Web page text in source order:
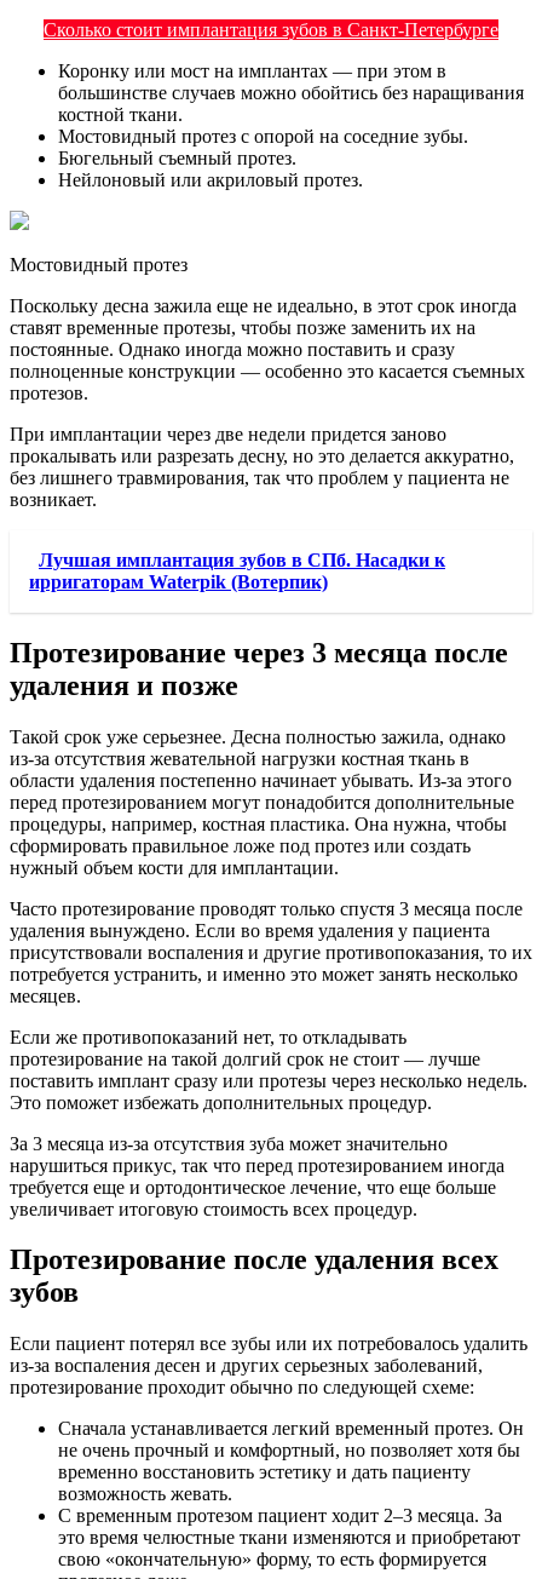
Сколько стоит имплантация зубов в Санкт-Петербурге
Коронку или мост на имплантах — при этом в
большинстве случаев можно обойтись без наращивания
костной ткани.
Мостовидный протез с опорой на соседние зубы.
Бюгельный съемный протез.
Нейлоновый или акриловый протез.
Мостовидный протез
Поскольку десна зажила еще не идеально, в этот срок иногда
ставят временные протезы, чтобы позже заменить их на
постоянные. Однако иногда можно поставить и сразу
полноценные конструкции — особенно это касается съемных
протезов.
При имплантации через две недели придется заново
прокалывать или разрезать десну, но это делается аккуратно,
без лишнего травмирования, так что проблем у пациента не
возникает.
Лучшая имплантация зубов в СПб. Насадки к
ирригаторам Waterpik (Вотерпик)
Протезирование через 3 месяца после
удаления и позже
Такой срок уже серьезнее. Десна полностью зажила, однако
из-за отсутствия жевательной нагрузки костная ткань в
области удаления постепенно начинает убывать. Из-за этого
перед протезированием могут понадобится дополнительные
процедуры, например, костная пластика. Она нужна, чтобы
сформировать правильное ложе под протез или создать
нужный объем кости для имплантации.
Часто протезирование проводят только спустя 3 месяца после
удаления вынуждено. Если во время удаления у пациента
присутствовали воспаления и другие противопоказания, то их
потребуется устранить, и именно это может занять несколько
месяцев.
Если же противопоказаний нет, то откладывать
протезирование на такой долгий срок не стоит — лучше
поставить имплант сразу или протезы через несколько недель.
Это поможет избежать дополнительных процедур.
За 3 месяца из-за отсутствия зуба может значительно
нарушиться прикус, так что перед протезированием иногда
требуется еще и ортодонтическое лечение, что еще больше
увеличивает итоговую стоимость всех процедур.
Протезирование после удаления всех
зубов
Если пациент потерял все зубы или их потребовалось удалить
из-за воспаления десен и других серьезных заболеваний,
протезирование проходит обычно по следующей схеме:
Сначала устанавливается легкий временный протез. Он
не очень прочный и комфортный, но позволяет хотя бы
временно восстановить эстетику и дать пациенту
возможность жевать.
С временным протезом пациент ходит 2–3 месяца. За
это время челюстные ткани изменяются и приобретают
свою «окончательную» форму, то есть формируется